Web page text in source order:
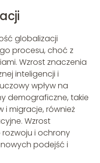
globalizacji
procesu, choć z
Wzrost znaczenia
inteligencji i
wpływ na
demograficzne, takie
i migracje, również
Wzrost
i ochrony
podejść i